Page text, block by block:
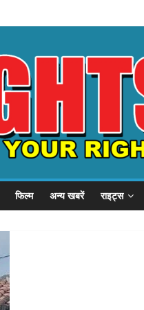
फिल्म अन्य खबरें राइट्स